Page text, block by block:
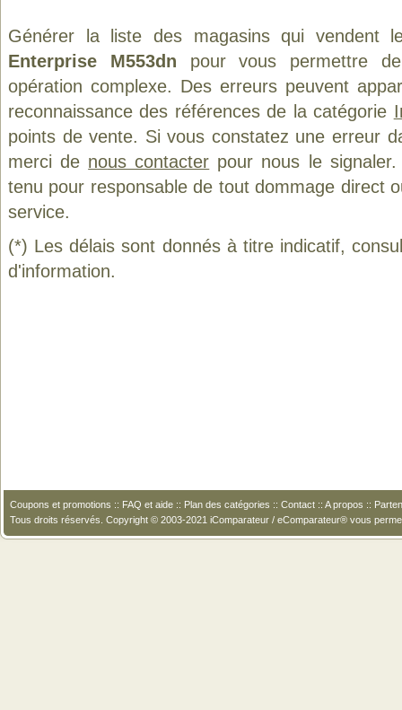
Générer la liste des magasins qui vendent
Enterprise M553dn pour vous permettre
opération complexe. Des erreurs peuvent
reconnaissance des références de la catégorie
points de vente. Si vous constatez une erreur
merci de nous contacter pour nous le
tenu pour responsable de tout dommage direct
service.
(*) Les délais sont donnés à titre indicatif,
d'information.
Coupons et promotions :: FAQ et aide :: Plan des catégories :: Contact :: A propos ::
Tous droits réservés. Copyright © 2003-2021 iComparateur / eComparateur® vous